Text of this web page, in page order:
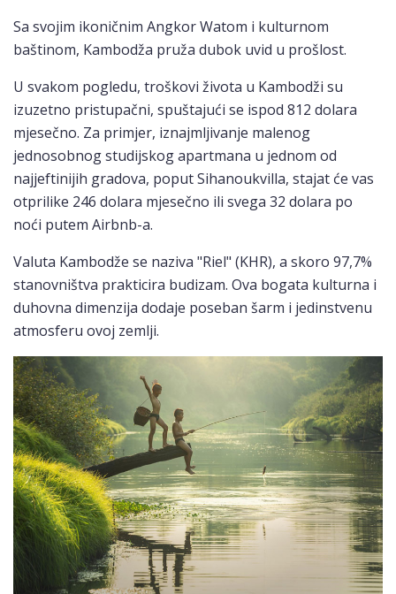
Sa svojim ikoničnim Angkor Watom i kulturnom
baštinom, Kambodža pruža dubok uvid u prošlost.
U svakom pogledu, troškovi života u Kambodži su
izuzetno pristupačni, spuštajući se ispod 812 dolara
mjesečno. Za primjer, iznajmljivanje malenog
jednosobnog studijskog apartmana u jednom od
najjeftinijih gradova, poput Sihanoukvilla, stajat će vas
otprilike 246 dolara mjesečno ili svega 32 dolara po
noći putem Airbnb-a.
Valuta Kambodže se naziva "Riel" (KHR), a skoro 97,7%
stanovništva prakticira budizam. Ova bogata kulturna i
duhovna dimenzija dodaje poseban šarm i jedinstvenu
atmosferu ovoj zemlji.